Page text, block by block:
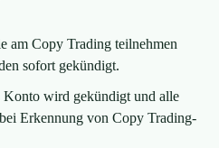
am Copy Trading teilnehmen
sofort gekündigt.
Konto wird gekündigt und alle
Erkennung von Copy Trading-